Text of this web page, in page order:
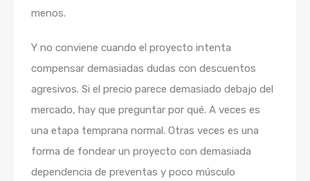
menos.
Y no conviene cuando el proyecto intenta
compensar demasiadas dudas con descuentos
agresivos. Si el precio parece demasiado debajo del
mercado, hay que preguntar por qué. A veces es
una etapa temprana normal. Otras veces es una
forma de fondear un proyecto con demasiada
dependencia de preventas y poco músculo